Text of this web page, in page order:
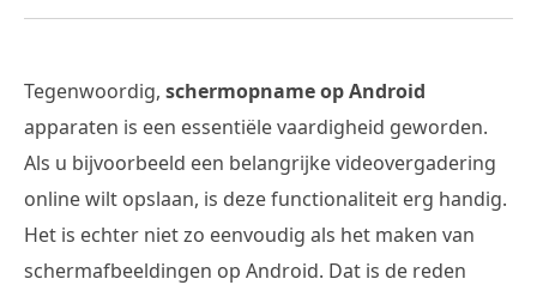
Tegenwoordig, schermopname op Android
apparaten is een essentiële vaardigheid geworden.
Als u bijvoorbeeld een belangrijke videovergadering
online wilt opslaan, is deze functionaliteit erg handig.
Het is echter niet zo eenvoudig als het maken van
schermafbeeldingen op Android. Dat is de reden